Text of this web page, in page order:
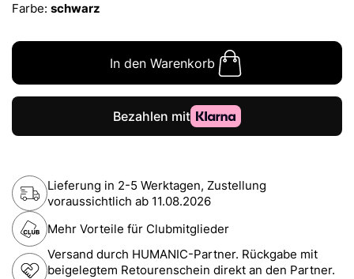
Farbe: schwarz
In den Warenkorb
Lieferung in 2-5 Werktagen, Zustellung
voraussichtlich ab 11.08.2026
Mehr Vorteile für Clubmitglieder
Versand durch HUMANIC-Partner. Rückgabe mit
beigelegtem Retourenschein direkt an den Partner.